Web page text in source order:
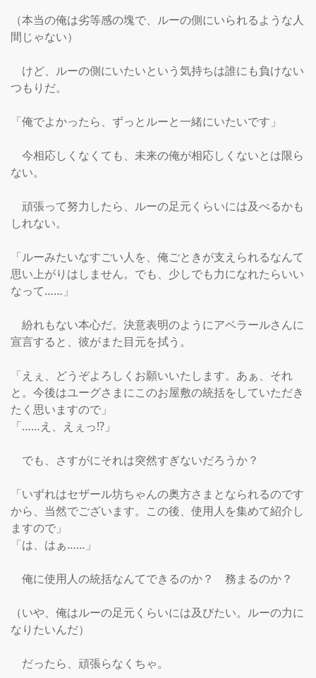
（本当の俺は劣等感の塊で、ルーの側にいられるような人
間じゃない）
けど、ルーの側にいたいという気持ちは誰にも負けない
つもりだ。
「俺でよかったら、ずっとルーと一緒にいたいです」
今相応しくなくても、未来の俺が相応しくないとは限ら
ない。
頑張って努力したら、ルーの足元くらいには及べるかも
しれない。
「ルーみたいなすごい人を、俺ごときが支えられるなんて
思い上がりはしません。でも、少しでも力になれたらいい
なって……」
紛れもない本心だ。決意表明のようにアベラールさんに
宣言すると、彼がまた目元を拭う。
「えぇ、どうぞよろしくお願いいたします。あぁ、それ
と。今後はユーグさまにこのお屋敷の統括をしていただき
たく思いますので」
「……え、えぇっ!?」
でも、さすがにそれは突然すぎないだろうか？
「いずれはセザール坊ちゃんの奥方さまとなられるのです
から、当然でございます。この後、使用人を集めて紹介し
ますので」
「は、はぁ……」
俺に使用人の統括なんてできるのか？　務まるのか？
（いや、俺はルーの足元くらいには及びたい。ルーの力に
なりたいんだ）
だったら、頑張らなくちゃ。